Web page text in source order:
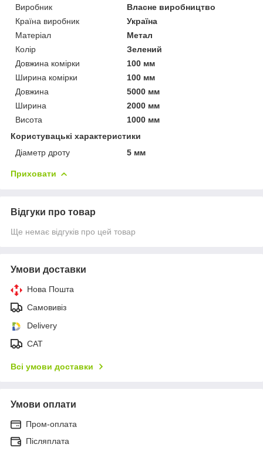
Виробник
Власне виробництво
Країна виробник
Україна
Матеріал
Метал
Колір
Зелений
Довжина комірки
100 мм
Ширина комірки
100 мм
Довжина
5000 мм
Ширина
2000 мм
Висота
1000 мм
Користувацькі характеристики
Діаметр дроту
5 мм
Приховати
Відгуки про товар
Ще немає відгуків про цей товар
Умови доставки
Нова Пошта
Самовивіз
Delivery
САТ
Всі умови доставки
Умови оплати
Пром-оплата
Післяплата